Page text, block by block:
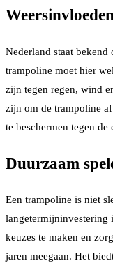
Nederland staat
trampoline moet hier
zijn tegen regen, wind
zijn om de trampoline
te beschermen tegen de
Duurzaam
Een trampoline is niet
langetermijninvestering
keuzes te maken en
jaren meegaan. Het